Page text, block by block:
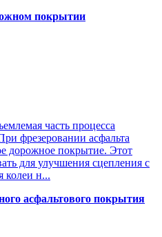
покрытии
часть процесса
фрезеровании асфальта
дорожное покрытие. Этот
для улучшения сцепления с
колеи н...
асфальтового покрытия